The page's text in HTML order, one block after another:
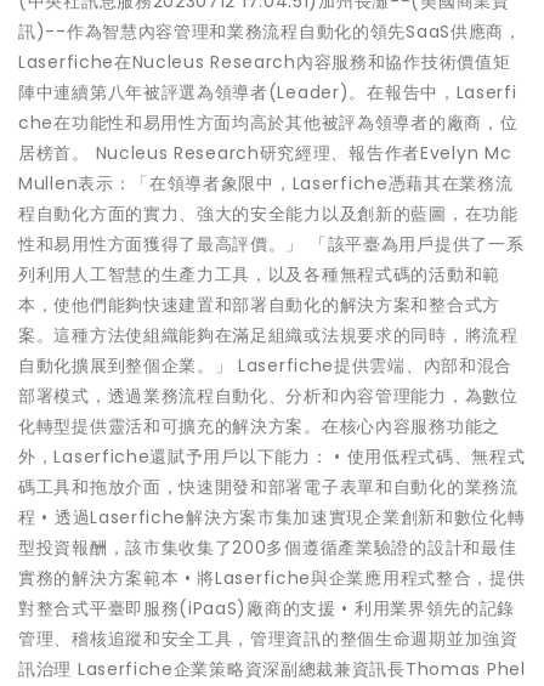
訊)--作為智慧內容管理和業務流程自動化的領先SaaS供應商，
Laserfiche在Nucleus Research內容服務和協作技術價值矩
陣中連續第八年被評選為領導者(Leader)。在報告中，Laserfi
che在功能性和易用性方面均高於其他被評為領導者的廠商，位
居榜首。 Nucleus Research研究經理、報告作者Evelyn Mc
Mullen表示：「在領導者象限中，Laserfiche憑藉其在業務流
程自動化方面的實力、強大的安全能力以及創新的藍圖，在功能
性和易用性方面獲得了最高評價。」 「該平臺為用戶提供了一系
列利用人工智慧的生產力工具，以及各種無程式碼的活動和範
本，使他們能夠快速建置和部署自動化的解決方案和整合式方
案。這種方法使組織能夠在滿足組織或法規要求的同時，將流程
自動化擴展到整個企業。」 Laserfiche提供雲端、內部和混合
部署模式，透過業務流程自動化、分析和內容管理能力，為數位
化轉型提供靈活和可擴充的解決方案。在核心內容服務功能之
外，Laserfiche還賦予用戶以下能力： • 使用低程式碼、無程式
碼工具和拖放介面，快速開發和部署電子表單和自動化的業務流
程 • 透過Laserfiche解決方案市集加速實現企業創新和數位化轉
型投資報酬，該市集收集了200多個遵循產業驗證的設計和最佳
實務的解決方案範本 • 將Laserfiche與企業應用程式整合，提供
對整合式平臺即服務(iPaaS)廠商的支援 • 利用業界領先的記錄
管理、稽核追蹤和安全工具，管理資訊的整個生命週期並加強資
訊治理 Laserfiche企業策略資深副總裁兼資訊長Thomas Phel